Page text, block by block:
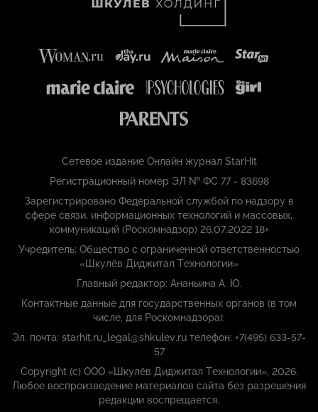
Сетевое издание Онлайн журнал StarHit
Регистрационный номер ЭЛ № ФС 77 - 83698
Зарегистрировано Федеральной службой по надзору в
сфере связи, информационных технологий и массовых,
коммуникаций (Роскомнадзор) 26.07.2022 18+
Учредитель: Общество с ограниченной ответственностью
«Шкулёв Диджитал Технологии»
Главный редактор: Ананьина А. Ю.
Контактные данные для государственных органов (в том
числе, для Роскомнадзора):
Эл. почта: starhit.ru_legal@shkulev.ru телефон: +7(495) 633-57-
57
Copyright (с) ООО «Шкулёв Диджитал Технологии», 2026.
Любое воспроизведение материалов сайта без разрешения
редакции воспрещается.